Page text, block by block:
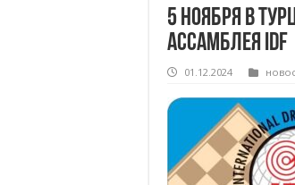
5 ноября в
Ассамблея IDF
01.12.2024